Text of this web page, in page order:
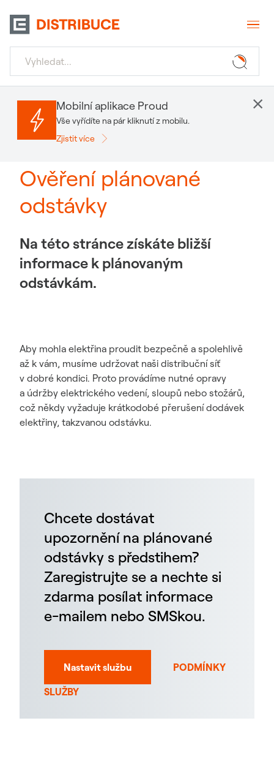
Ověření plánované
odstávky
Na této stránce získáte bližší
informace k plánovaným
odstávkám.
Aby mohla elektřina proudit bezpečně a spolehlivě
až k vám, musíme udržovat naši distribuční síť
v dobré kondici. Proto provádíme nutné opravy
a údržby elektrického vedení, sloupů nebo stožárů,
což někdy vyžaduje krátkodobé přerušení dodávek
elektřiny, takzvanou odstávku.
Mobilní aplikace Proud
Vše vyřídíte na pár kliknutí z mobilu.
Zjistit více
×
Chcete dostávat
upozornění na plánované
odstávky s předstihem?
Zaregistrujte se a nechte si
zdarma posílat informace
e-mailem nebo SMSkou.
Nastavit službu
PODMÍNKY
SLUŽBY